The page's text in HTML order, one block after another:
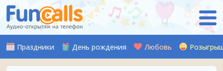
Праздники День рождения Любовь